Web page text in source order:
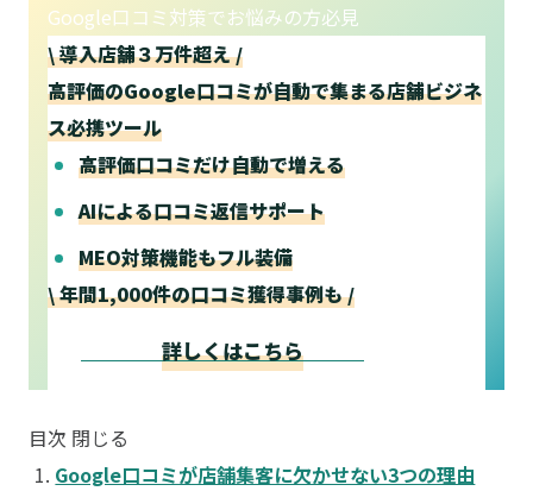
Google口コミ対策でお悩みの方必見
\ 導入店舗３万件超え /
高評価のGoogle口コミが自動で集まる店舗ビジネ
ス必携ツール
高評価口コミだけ自動で増える
AIによる口コミ返信サポート
MEO対策機能もフル装備
\ 年間1,000件の口コミ獲得事例も /
詳しくはこちら
目次 閉じる
Google口コミが店舗集客に欠かせない3つの理由